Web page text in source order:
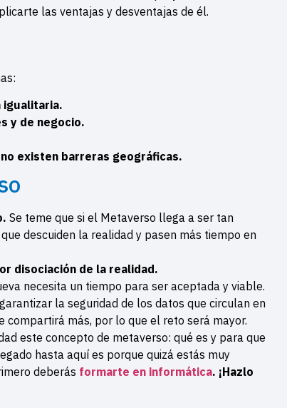
las ventajas y desventajas de él.
igualitaria.
y de negocio.
existen barreras geográficas.
Se teme que si el Metaverso llega a ser tan
descuiden la realidad y pasen más tiempo en
disociación de la realidad.
necesita un tiempo para ser aceptada y viable.
la seguridad de los datos que circulan en
más, por lo que el reto será mayor.
este concepto de metaverso: qué es y para que
hasta aquí es porque quizá estás muy
deberás formarte en informática. ¡Hazlo